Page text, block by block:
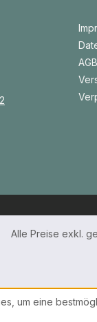
AGB
Alle Preise exkl.
um eine